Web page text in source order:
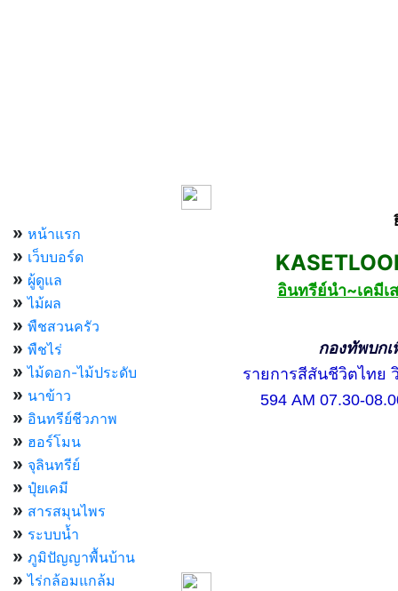
» หน้าแรก
» เว็บบอร์ด
» ผู้ดูแล
» ไม้ผล
» พืชสวนครัว
» พืชไร่
» ไม้ดอก-ไม้ประดับ
» นาข้าว
» อินทรีย์ชีวภาพ
» ฮอร์โมน
» จุลินทรีย์
» ปุ๋ยเคมี
» สารสมุนไพร
» ระบบน้ำ
» ภูมิปัญญาพื้นบ้าน
» ไร่กล้อมแกล้ม
อินทรีย์นำ~เคมีเ
กองทัพบกเพื่อป
รายการสีสันชีวิตไทย วิ
594 AM 07.30-08.00